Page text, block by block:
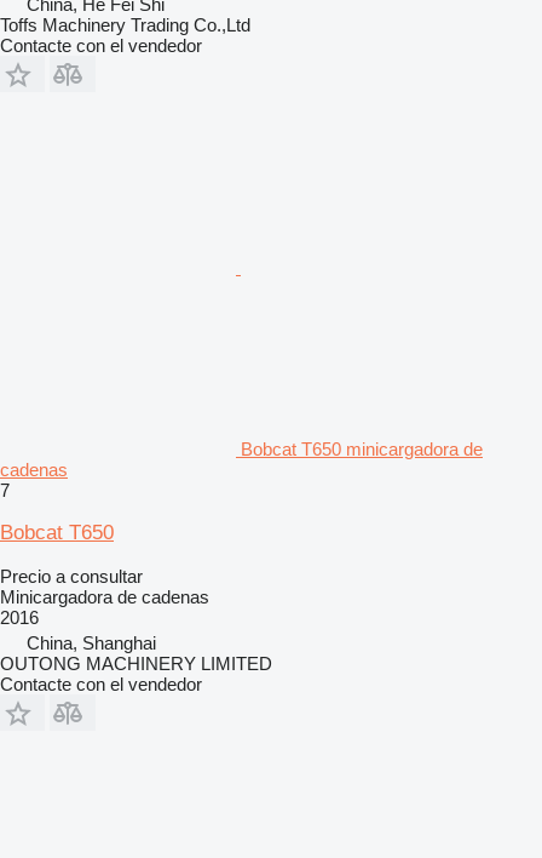
Toffs Machinery Trading Co.,Ltd
Contacte con el vendedor
Bobcat T650 minicargadora de
cadenas
7
Bobcat T650
Precio a consultar
Minicargadora de cadenas
2016
China, Shanghai
OUTONG MACHINERY LIMITED
Contacte con el vendedor